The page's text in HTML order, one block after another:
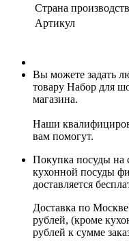
Страна
Артикул
Вы можете задать
товару Набор для
магазина.
Наши
вам помогут.
Покупка посуды на
кухонной посуды
доставляется
Доставка по
рублей, (кроме
рублей к сумме